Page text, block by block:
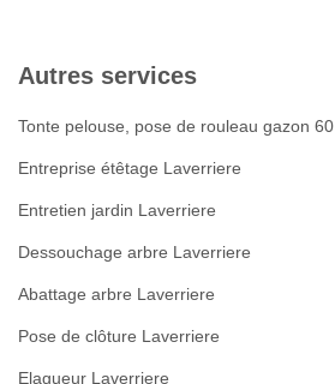
Autres services
Tonte pelouse, pose de rouleau gazon 60
Entreprise étêtage Laverriere
Entretien jardin Laverriere
Dessouchage arbre Laverriere
Abattage arbre Laverriere
Pose de clôture Laverriere
Elagueur Laverriere